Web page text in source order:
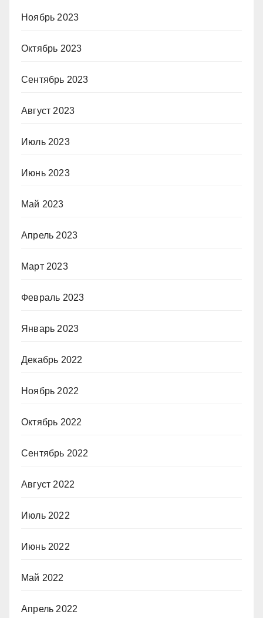
Ноябрь 2023
Октябрь 2023
Сентябрь 2023
Август 2023
Июль 2023
Июнь 2023
Май 2023
Апрель 2023
Март 2023
Февраль 2023
Январь 2023
Декабрь 2022
Ноябрь 2022
Октябрь 2022
Сентябрь 2022
Август 2022
Июль 2022
Июнь 2022
Май 2022
Апрель 2022